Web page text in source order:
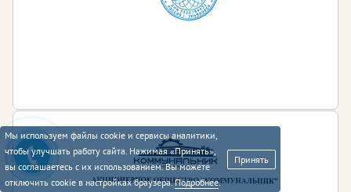
Мы используем файлы cookie и сервисы аналитики,
чтобы улучшать работу сайта. Нажимая «Принять»,
вы соглашаетесь с их использованием. Вы можете
отключить cookie в настройках браузера.Подробнее.
Принять